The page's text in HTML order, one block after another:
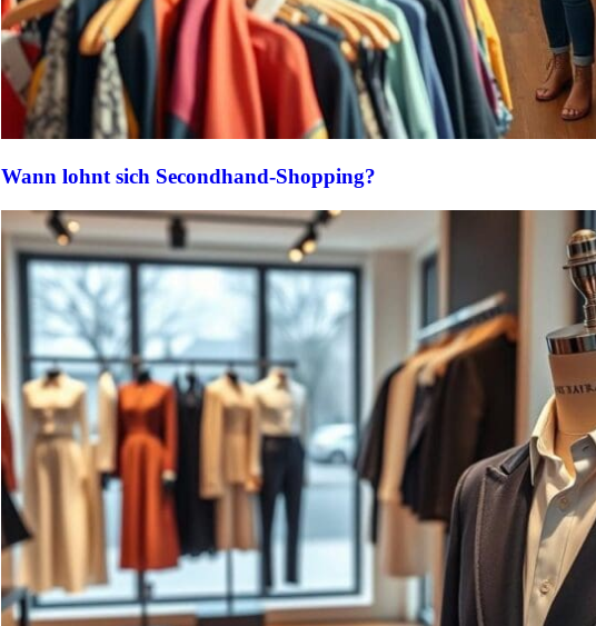
Wann lohnt sich Secondhand-Shopping?